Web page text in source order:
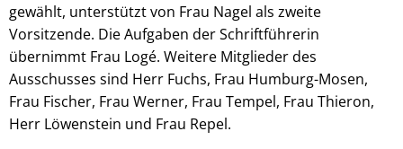
gewählt, unterstützt von Frau Nagel als zweite
Vorsitzende. Die Aufgaben der Schriftführerin
übernimmt Frau Logé. Weitere Mitglieder des
Ausschusses sind Herr Fuchs, Frau Humburg-Mosen,
Frau Fischer, Frau Werner, Frau Tempel, Frau Thieron,
Herr Löwenstein und Frau Repel.